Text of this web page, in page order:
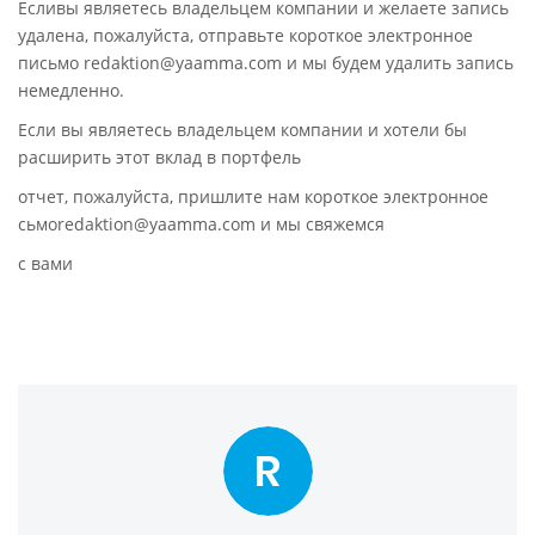
Есливы являетесь владельцем компании и желаете запись
удалена, пожалуйста, отправьте короткое электронное
письмо redaktion@yaamma.com и мы будем удалить запись
немедленно.
Если вы являетесь владельцем компании и хотели бы
расширить этот вклад в портфель
отчет, пожалуйста, пришлите нам короткое электронное
сьмоredaktion@yaamma.com и мы свяжемся
с вами
R